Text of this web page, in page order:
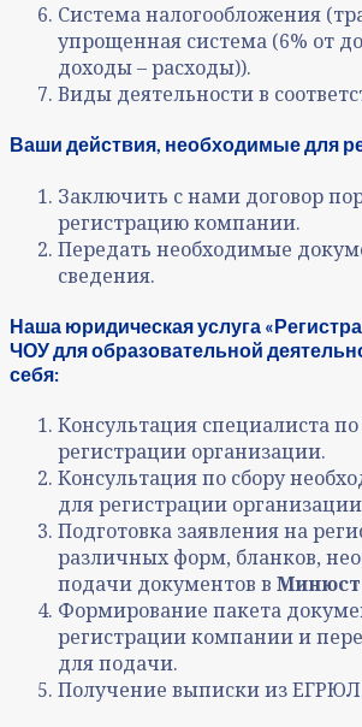
Система налогообложения
упрощенная система (6% от
доходы – расходы)).
Виды деятельности в
Ваши действия, необходимые для
Заключить с нами договор
регистрацию компании.
Передать необходимые
сведения.
Наша юридическая услуга
ЧОУ для образовательной
себя:
Консультация специалиста по
регистрации организации.
Консультация по сбору
для регистрации
Подготовка заявления на
различных форм, бланков,
подачи документов в Минюст
Формирование пакета
регистрации компании и
для подачи.
Получение выписки из